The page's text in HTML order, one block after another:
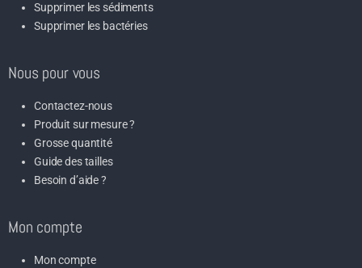
Supprimer les sédiments
Supprimer les bactéries
Nous pour vous
Contactez-nous
Produit sur mesure ?
Grosse quantité
Guide des tailles
Besoin d’aide ?
Mon compte
Mon compte